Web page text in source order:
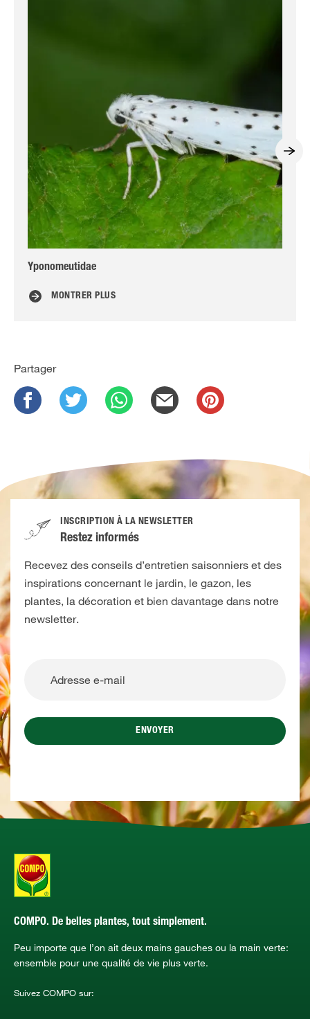
Yponomeutidae
MONTRER PLUS
Partager
INSCRIPTION À LA NEWSLETTER
Restez informés
Recevez des conseils d’entretien saisonniers et des
inspirations concernant le jardin, le gazon, les
plantes, la décoration et bien davantage dans notre
newsletter.
ENVOYER
COMPO. De belles plantes, tout simplement.
Peu importe que l’on ait deux mains gauches ou la main verte:
ensemble pour une qualité de vie plus verte.
Suivez COMPO sur: